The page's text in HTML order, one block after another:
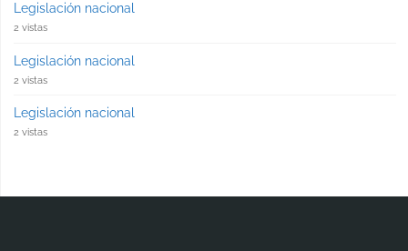
Legislación nacional
2 vistas
Legislación nacional
2 vistas
Legislación nacional
2 vistas